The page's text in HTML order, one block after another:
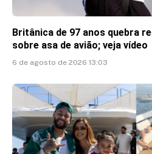
Britânica de 97 anos quebra
sobre asa de avião; veja vídeo
6 de agosto de 2026 13:03